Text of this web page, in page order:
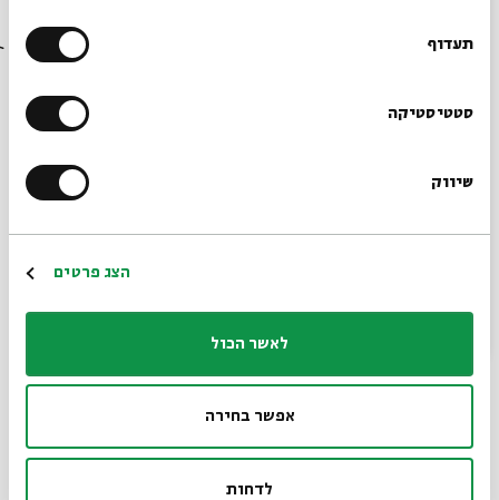
תעדוף
סטטיסטיקה
שיווק
הצג פרטים
לאשר הכול
אפשר בחירה
לדחות
כפי שאומר חוקר האקדמיה הגאון אהרון יצחקי, ההתייחסות
למילים מרוקאי או תימני או מזרחי היא התייחסות למישהו מפגר,
שלא ברור לי למה אנשים חושבים שאני רוצה להיכנס לבניין הזה
להתקבלות למשהו שאיני רוצה להתקבל אליו. אני לא רוצה את
הבניין בכלל, ואכן, כמה ממבקריי שמו לב שהשפה השירית
מערערת את יסודות הבניין. כדי שבכלל ארצה להיות חלק